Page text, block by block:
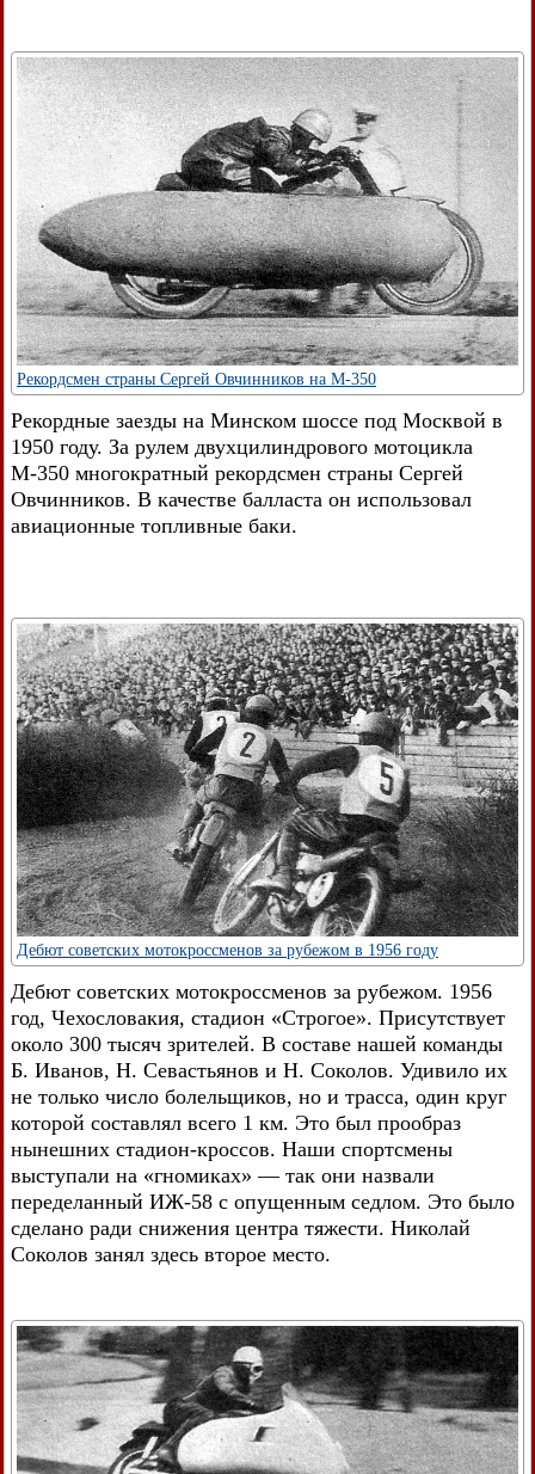
Рекордсмен страны Сергей Овчинников на М-350
Рекордные заезды на Минском шоссе под Москвой в
1950 году. За рулем двухцилиндрового мотоцикла
М-350 многократный рекордсмен страны Сергей
Овчинников. В качестве балласта он использовал
авиационные топливные баки.
Дебют советских мотокроссменов за рубежом в 1956 году
Дебют советских мотокроссменов за рубежом. 1956
год, Чехословакия, стадион «Строгое». Присутствует
около 300 тысяч зрителей. В составе нашей команды
Б. Иванов, Н. Севастьянов и Н. Соколов. Удивило их
не только число болельщиков, но и трасса, один круг
которой составлял всего 1 км. Это был прообраз
нынешних стадион-кроссов. Наши спортсмены
выступали на «гномиках» — так они назвали
переделанный ИЖ-58 с опущенным седлом. Это было
сделано ради снижения центра тяжести. Николай
Соколов занял здесь второе место.